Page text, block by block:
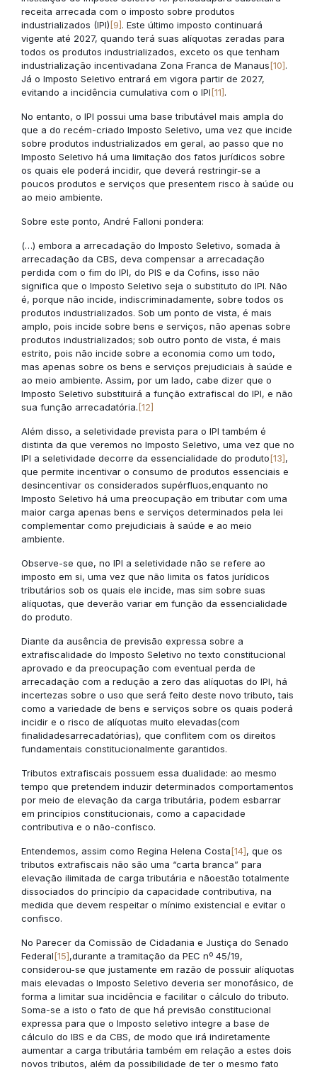
receita arrecada com o imposto sobre produtos
industrializados (IPI) [9]. Este último imposto continuará
vigente até 2027, quando terá suas alíquotas zeradas para
todos os produtos industrializados, exceto os que tenham
industrialização incentivadana Zona Franca de Manaus[10].
Já o Imposto Seletivo entrará em vigora partir de 2027,
evitando a incidência cumulativa com o IPI [11].
No entanto, o IPI possui uma base tributável mais ampla do
que a do recém-criado Imposto Seletivo, uma vez que incide
sobre produtos industrializados em geral, ao passo que no
Imposto Seletivo há uma limitação dos fatos jurídicos sobre
os quais ele poderá incidir, que deverá restringir-se a
poucos produtos e serviços que presentem risco à saúde ou
ao meio ambiente.
Sobre este ponto, André Falloni pondera:
(…) embora a arrecadação do Imposto Seletivo, somada à
arrecadação da CBS, deva compensar a arrecadação
perdida com o fim do IPI, do PIS e da Cofins, isso não
significa que o Imposto Seletivo seja o substituto do IPI. Não
é, porque não incide, indiscriminadamente, sobre todos os
produtos industrializados. Sob um ponto de vista, é mais
amplo, pois incide sobre bens e serviços, não apenas sobre
produtos industrializados; sob outro ponto de vista, é mais
estrito, pois não incide sobre a economia como um todo,
mas apenas sobre os bens e serviços prejudiciais à saúde e
ao meio ambiente. Assim, por um lado, cabe dizer que o
Imposto Seletivo substituirá a função extrafiscal do IPI, e não
sua função arrecadatória. [12]
Além disso, a seletividade prevista para o IPI também é
distinta da que veremos no Imposto Seletivo, uma vez que no
IPI a seletividade decorre da essencialidade do produto[13],
que permite incentivar o consumo de produtos essenciais e
desincentivar os considerados supérfluos,enquanto no
Imposto Seletivo há uma preocupação em tributar com uma
maior carga apenas bens e serviços determinados pela lei
complementar como prejudiciais à saúde e ao meio
ambiente.
Observe-se que, no IPI a seletividade não se refere ao
imposto em si, uma vez que não limita os fatos jurídicos
tributários sob os quais ele incide, mas sim sobre suas
alíquotas, que deverão variar em função da essencialidade
do produto.
Diante da ausência de previsão expressa sobre a
extrafiscalidade do Imposto Seletivo no texto constitucional
aprovado e da preocupação com eventual perda de
arrecadação com a redução a zero das alíquotas do IPI, há
incertezas sobre o uso que será feito deste novo tributo, tais
como a variedade de bens e serviços sobre os quais poderá
incidir e o risco de alíquotas muito elevadas(com
finalidadesarrecadatórias), que conflitem com os direitos
fundamentais constitucionalmente garantidos.
Tributos extrafiscais possuem essa dualidade: ao mesmo
tempo que pretendem induzir determinados comportamentos
por meio de elevação da carga tributária, podem esbarrar
em princípios constitucionais, como a capacidade
contributiva e o não-confisco.
Entendemos, assim como Regina Helena Costa[14], que os
tributos extrafiscais não são uma “carta branca” para
elevação ilimitada de carga tributária e nãoestão totalmente
dissociados do princípio da capacidade contributiva, na
medida que devem respeitar o mínimo existencial e evitar o
confisco.
No Parecer da Comissão de Cidadania e Justiça do Senado
Federal[15],durante a tramitação da PEC nº 45/19,
considerou-se que justamente em razão de possuir alíquotas
mais elevadas o Imposto Seletivo deveria ser monofásico, de
forma a limitar sua incidência e facilitar o cálculo do tributo.
Soma-se a isto o fato de que há previsão constitucional
expressa para que o Imposto seletivo integre a base de
cálculo do IBS e da CBS, de modo que irá indiretamente
aumentar a carga tributária também em relação a estes dois
novos tributos, além da possibilidade de ter o mesmo fato